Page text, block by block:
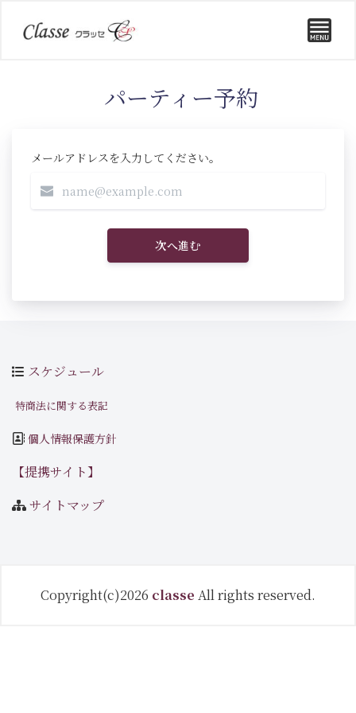
パーティー予約
メールアドレスを入力してください。
次へ進む
スケジュール
特商法に関する表記
個人情報保護方針
【提携サイト】
サイトマップ
Copyright(c)2026 classe All rights reserved.